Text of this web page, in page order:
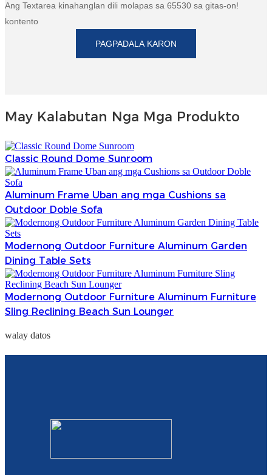
Ang Textarea kinahanglan dili molapas sa 65530 sa gitas-on!
kontento
PAGPADALA KARON
May Kalabutan Nga Mga Produkto
Classic Round Dome Sunroom
Aluminum Frame Uban ang mga Cushions sa
Outdoor Doble Sofa
Modernong Outdoor Furniture Aluminum Garden
Dining Table Sets
Modernong Outdoor Furniture Aluminum Furniture
Sling Reclining Beach Sun Lounger
walay datos